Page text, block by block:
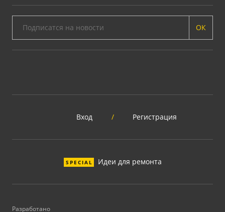
ОК
Вход / Регистрация
SPECIAL Идеи для ремонта
Разработано